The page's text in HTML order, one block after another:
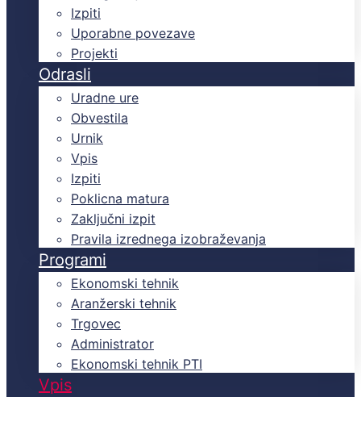
Izpiti
Uporabne povezave
Projekti
Odrasli
Uradne ure
Obvestila
Urnik
Vpis
Izpiti
Poklicna matura
Zaključni izpit
Pravila izrednega izobraževanja
Programi
Ekonomski tehnik
Aranžerski tehnik
Trgovec
Administrator
Ekonomski tehnik PTI
Vpis